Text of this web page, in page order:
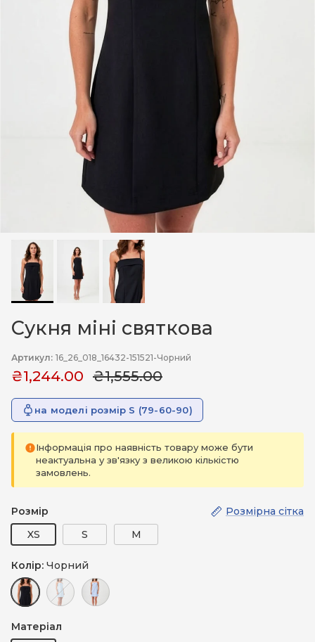
Сукня міні святкова
Артикул: 16_26_018_16432-151521-Чорний
₴1,244.00 ₴1,555.00
на моделі розмір S (79-60-90)
Інформація про наявність товару може бути
неактуальна у зв'язку з великою кількістю
замовлень.
Розмір
Розмірна сітка
XS
S M
Колір: Чорний
Матеріал